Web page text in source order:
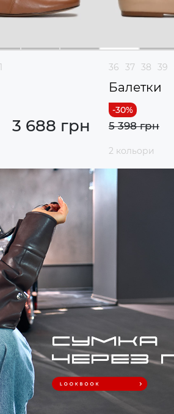
3 688 грн
36 37 38 39
Балетки
5 398 грн
2 кольори